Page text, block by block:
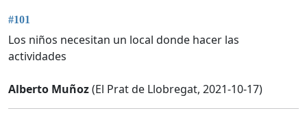
#101
Los niños necesitan un local donde hacer las
actividades
Alberto Muñoz(El Prat de Llobregat, 2021-10-17)